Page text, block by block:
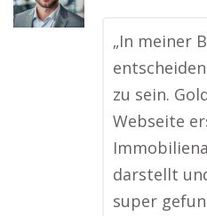
„In meiner
zu sein.
Webseite
darstellt
super